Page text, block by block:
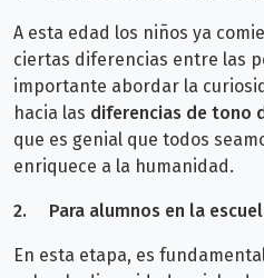
A esta edad los niños ya
ciertas diferencias entre las
importante abordar la
hacia las diferencias de tono
que es genial que todos
enriquece a la humanidad.
2. Para alumnos en la
En esta etapa, es